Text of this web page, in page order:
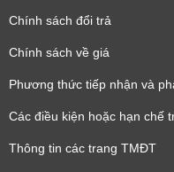
Chính sách đổi trả
Chính sách về giá
Phương thức tiếp nhận và
Các điều kiện hoặc hạn chế
Thông tin các trang TMĐT